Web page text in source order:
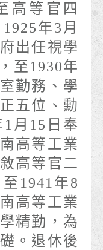
高等官四
年3月
出任視學
至1930年
勤務、學
五位、勳
月15日奉
高等工業
高等官二
1941年8
高等工業
精勤，為
。退休後